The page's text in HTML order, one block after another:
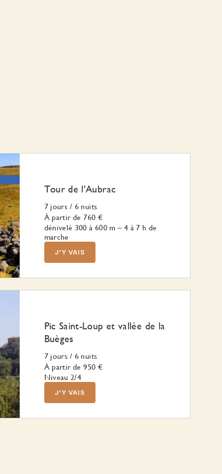
Tour de l'Aubrac
7 jours / 6 nuits
À partir de 760 €
dénivelé 300 à 600 m – 4 à 7 h de
marche
J'Y VAIS
Pic Saint-Loup et vallée de la
Buèges
7 jours / 6 nuits
À partir de 950 €
Niveau 2/4
J'Y VAIS